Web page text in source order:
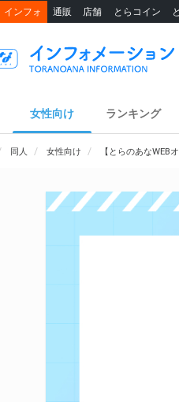
インフォ 通販 店舗 とらコイン
女性向け ランキング
同人 女性向け 【とらのあなWEB